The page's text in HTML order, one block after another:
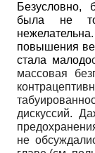
Безусловно,
была не
повышения
стала малодо
массовая
дискуссий.
не